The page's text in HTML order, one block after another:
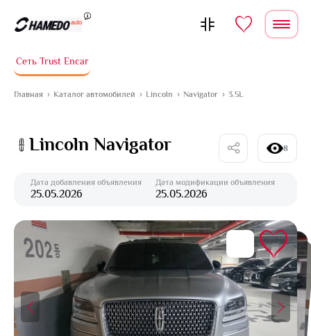
Сеть Trust Encar
Главная Каталог автомобилей Lincoln Navigator 3.5L
Lincoln Navigator 8
Дата добавления объявления
25.05.2026
Дата модификации объявления
25.05.2026